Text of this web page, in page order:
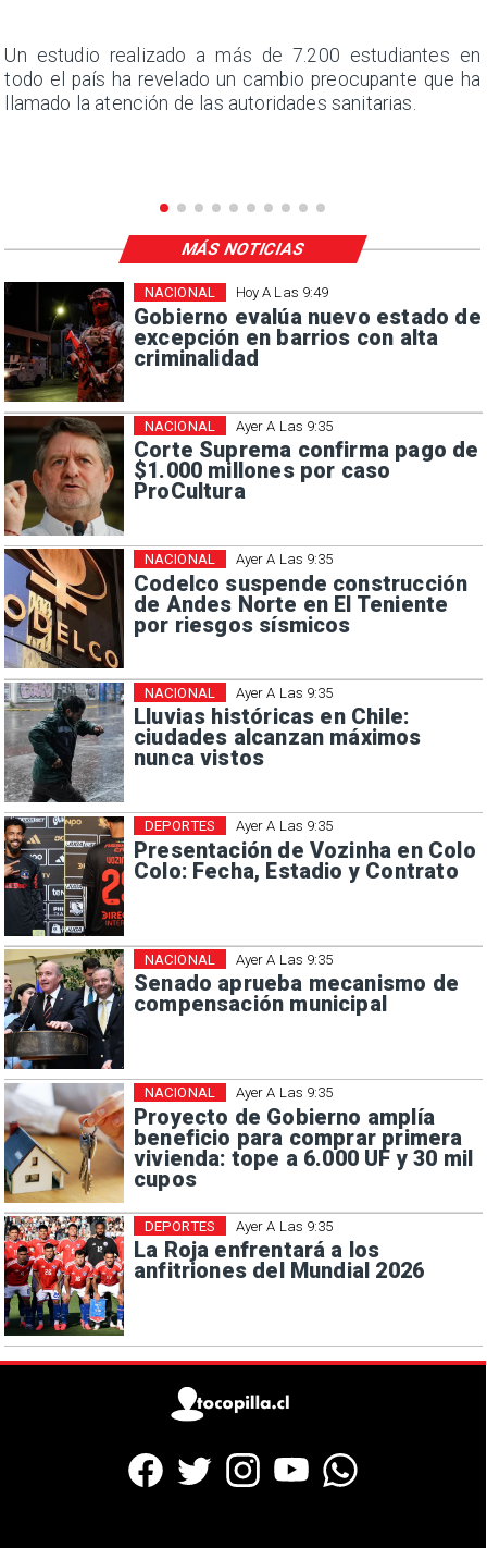
Un estudio realizado a más de 7.200 estudiantes en
todo el país ha revelado un cambio preocupante que ha
llamado la atención de las autoridades sanitarias.
Hoy A Las 9:49
Gobierno evalúa nuevo estado de
excepción en barrios con alta
criminalidad
NACIONAL
Ayer A Las 9:35
Corte Suprema confirma pago de
$1.000 millones por caso
ProCultura
NACIONAL
Ayer A Las 9:35
Codelco suspende construcción
de Andes Norte en El Teniente
por riesgos sísmicos
NACIONAL
Ayer A Las 9:35
Lluvias históricas en Chile:
ciudades alcanzan máximos
nunca vistos
NACIONAL
Ayer A Las 9:35
Presentación de Vozinha en Colo
Colo: Fecha, Estadio y Contrato
DEPORTES
Ayer A Las 9:35
Senado aprueba mecanismo de
compensación municipal
NACIONAL
Ayer A Las 9:35
Proyecto de Gobierno amplía
beneficio para comprar primera
vivienda: tope a 6.000 UF y 30 mil
cupos
NACIONAL
Ayer A Las 9:35
La Roja enfrentará a los
anfitriones del Mundial 2026
DEPORTES
MÁS NOTICIAS